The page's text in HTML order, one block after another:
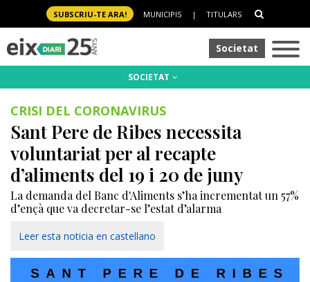
SUBSCRIU-TE ARA! MUNICIPIS | TITULARS
Societat
SOCIETAT
CRISI DEL CORONAVIRUS
Sant Pere de Ribes necessita
voluntariat per al recapte
d’aliments del 19 i 20 de juny
La demanda del Banc d'Aliments s’ha incrementat un 57%
d’ençà que va decretar-se l’estat d’alarma
Leer esta noticia en castellano